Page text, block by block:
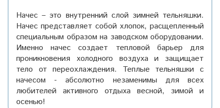
Начес – это внутренний слой зимней тельняшки.
Начес представляет собой хлопок, расщепленный
специальным образом на заводском оборудовании.
Именно начес создает тепловой барьер для
проникновения холодного воздуха и защищает
тело от переохлаждения. Теплые тельняшки с
начесом - абсолютно незаменимы для всех
любителей активного отдыха весной, зимой и
осенью!